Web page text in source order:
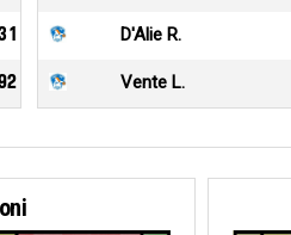
D'Alie R.
Vente L.